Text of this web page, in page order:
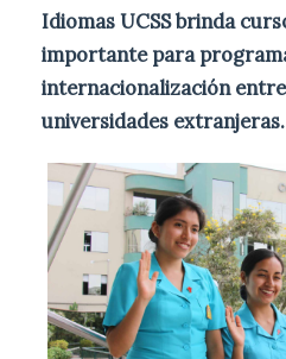
Idiomas UCSS brinda
importante para
internacionalización entre
universidades extranjeras.